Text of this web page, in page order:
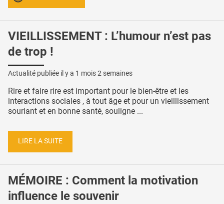
VIEILLISSEMENT : L’humour n’est pas
de trop !
Actualité publiée il y a 1 mois 2 semaines
Rire et faire rire est important pour le bien-être et les
interactions sociales , à tout âge et pour un vieillissement
souriant et en bonne santé, souligne ...
LIRE LA SUITE
MÉMOIRE : Comment la motivation
influence le souvenir